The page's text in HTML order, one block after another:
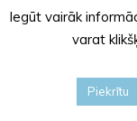
Iznācis jaunākais
Iegūt vairāk
varat
Piekrītu